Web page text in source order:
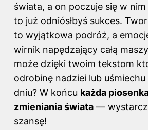
świata, a on poczuje się w
to już odniósłbyś sukces.
to wyjątkowa podróż, a
wirnik napędzający całą
może dzięki twoim tekstom
odrobinę nadziei lub
dniu? W końcu każda
zmieniania świata —
szansę!